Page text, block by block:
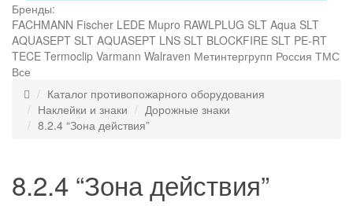
Бренды:
FACHMANN Fischer LEDE Mupro RAWLPLUG SLT Aqua SLT
AQUASEPT SLT AQUASEPT LNS SLT BLOCKFIRE SLT PE-RT
TECE Termoclip Varmann Walraven Метинтергрупп Россия ТМС
Все
Каталог противопожарного оборудования
Наклейки и знаки
Дорожные знаки
8.2.4 “Зона действия”
8.2.4 “Зона действия”